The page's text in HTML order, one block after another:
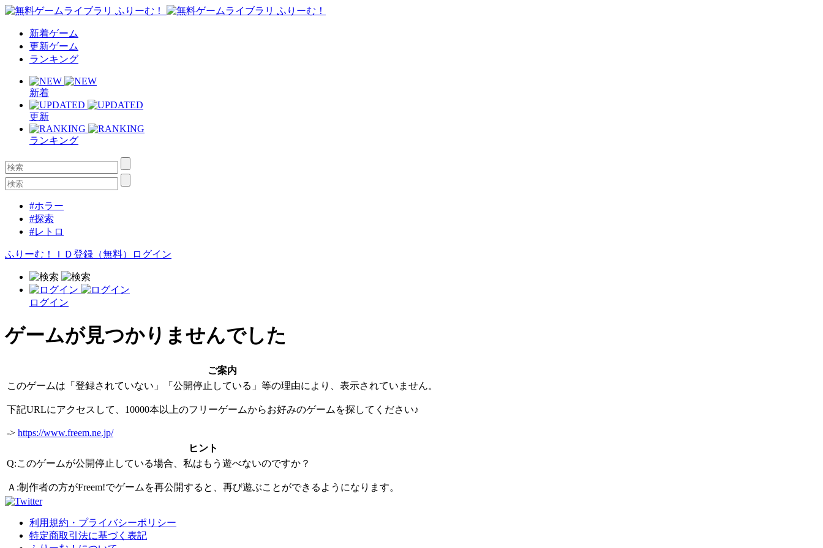
新着ゲーム
更新ゲーム
ランキング
新着
更新
ランキング
#ホラー
#探索
#レトロ
ふりーむ！ＩＤ登録（無料） ログイン
ログイン
ゲームが見つかりませんでした
ご案内
このゲームは「登録されていない」「公開停止している」等の理由により、表示されていません。
下記URLにアクセスして、10000本以上のフリーゲームからお好みのゲームを探してください♪
-> https://www.freem.ne.jp/
ヒント
Q:このゲームが公開停止している場合、私はもう遊べないのですか？
Ａ:制作者の方がFreem!でゲームを再公開すると、再び遊ぶことができるようになります。
利用規約・プライバシーポリシー
特定商取引法に基づく表記